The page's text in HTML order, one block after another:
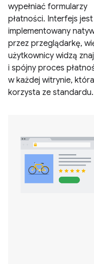
wypełniać formularzy
płatności. Interfejs jest
implementowany
przez przeglądarkę,
użytkownicy widzą
i spójny proces
w każdej witrynie, która
korzysta ze standardu.